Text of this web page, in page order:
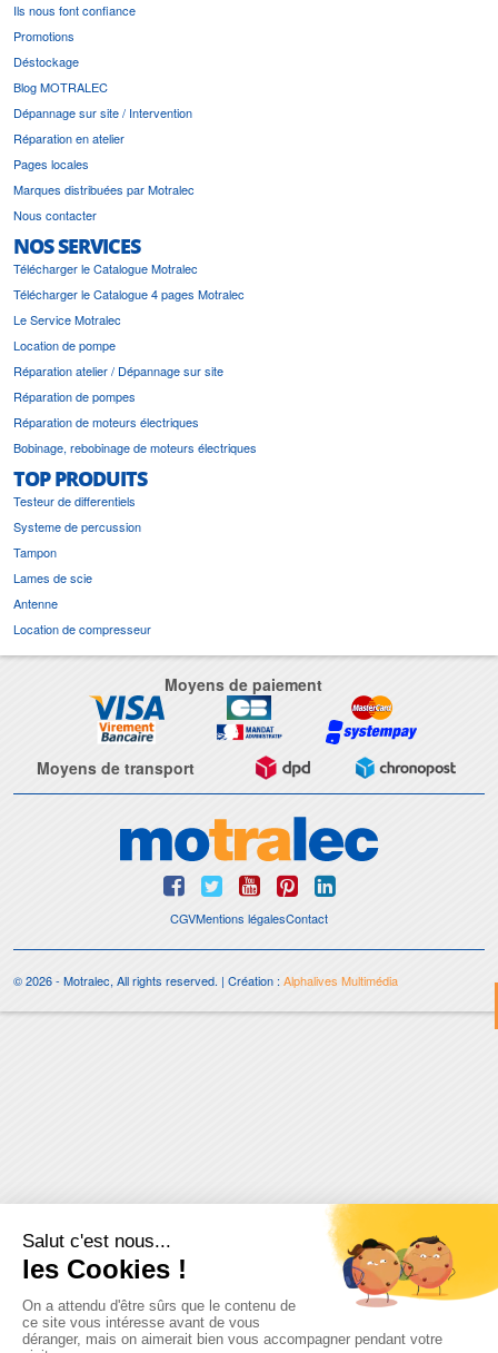
Ils nous font confiance
Promotions
Déstockage
Blog MOTRALEC
Dépannage sur site / Intervention
Réparation en atelier
Pages locales
Marques distribuées par Motralec
Nous contacter
NOS SERVICES
Télécharger le Catalogue Motralec
Télécharger le Catalogue 4 pages Motralec
Le Service Motralec
Location de pompe
Réparation atelier / Dépannage sur site
Réparation de pompes
Réparation de moteurs électriques
Bobinage, rebobinage de moteurs électriques
TOP PRODUITS
Testeur de differentiels
Systeme de percussion
Tampon
Lames de scie
Antenne
Location de compresseur
Moyens de paiement
Moyens de transport
CGVMentions légalesContact
© 2026 - Motralec, All rights reserved. | Création :Alphalives Multimédia